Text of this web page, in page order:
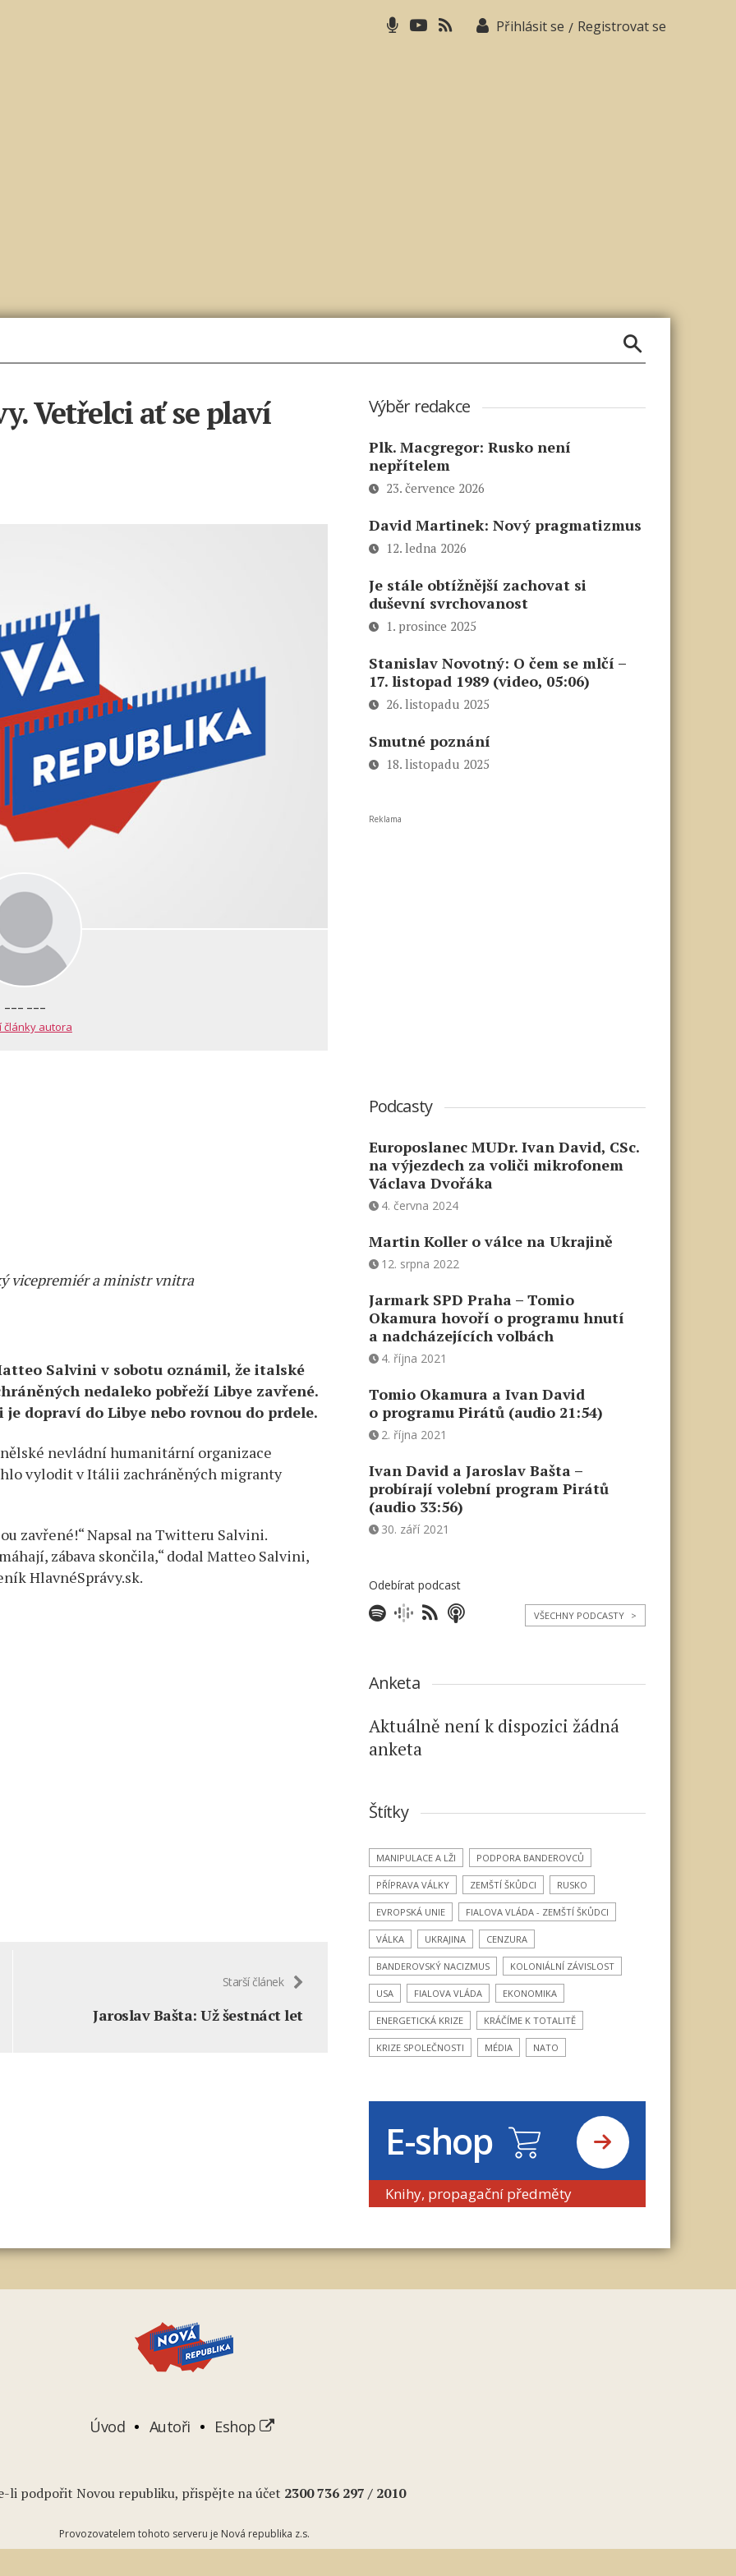
Přihlásit se / Registrovat se
Vetřelci ať se plaví
--- ---
články autora
vicepremiér a ministr vnitra
Salvini v sobotu oznámil, že italské
nedaleko pobřeží Libye zavřené.
dopraví do Libye nebo rovnou do prdele.
nevládní humanitární organizace
vylodit v Itálii zachráněných migranty
zavřené!“ Napsal na Twitteru Salvini.
zábava skončila,“ dodal Matteo Salvini,
HlavnéSprávy.sk.
Starší článek
Jaroslav Bašta: Už šestnáct let
Výběr redakce
Plk. Macgregor: Rusko není
nepřítelem
23. července 2026
David Martinek: Nový pragmatizmus
12. ledna 2026
Je stále obtížnější zachovat si
duševní svrchovanost
1. prosince 2025
Stanislav Novotný: O čem se mlčí –
17. listopad 1989 (video, 05:06)
26. listopadu 2025
Smutné poznání
18. listopadu 2025
Reklama
Podcasty
Europoslanec MUDr. Ivan David, CSc.
na výjezdech za voliči mikrofonem
Václava Dvořáka
4. června 2024
Martin Koller o válce na Ukrajině
12. srpna 2022
Jarmark SPD Praha – Tomio
Okamura hovoří o programu hnutí
a nadcházejících volbách
4. října 2021
Tomio Okamura a Ivan David
o programu Pirátů (audio 21:54)
2. října 2021
Ivan David a Jaroslav Bašta –
probírají volební program Pirátů
(audio 33:56)
30. září 2021
Odebírat podcast
VŠECHNY PODCASTY >
Anketa
Aktuálně není k dispozici žádná
anketa
Štítky
MANIPULACE A LŽI PODPORA BANDEROVCŮ
PŘÍPRAVA VÁLKY ZEMŠTÍ ŠKŮDCI RUSKO
EVROPSKÁ UNIE FIALOVA VLÁDA - ZEMŠTÍ ŠKŮDCI
VÁLKA UKRAJINA CENZURA
BANDEROVSKÝ NACIZMUS KOLONIÁLNÍ ZÁVISLOST
USA FIALOVA VLÁDA EKONOMIKA
ENERGETICKÁ KRIZE KRÁČÍME K TOTALITĚ
KRIZE SPOLEČNOSTI MÉDIA NATO
E-shop
Knihy, propagační předměty
Úvod Autoři Eshop
li podpořit Novou republiku, přispějte na účet 2300 736 297 / 2010
Provozovatelem tohoto serveru je Nová republika z.s.